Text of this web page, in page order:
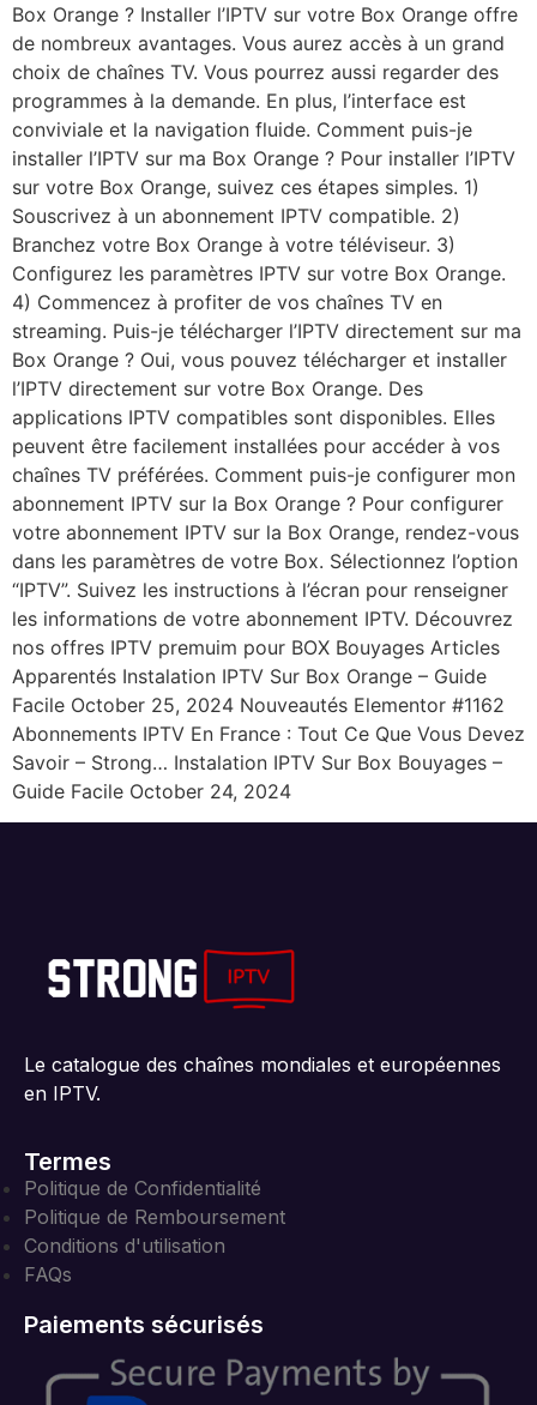
Box Orange ? Installer l’IPTV sur votre Box Orange offre
de nombreux avantages. Vous aurez accès à un grand
choix de chaînes TV. Vous pourrez aussi regarder des
programmes à la demande. En plus, l’interface est
conviviale et la navigation fluide. Comment puis-je
installer l’IPTV sur ma Box Orange ? Pour installer l’IPTV
sur votre Box Orange, suivez ces étapes simples. 1)
Souscrivez à un abonnement IPTV compatible. 2)
Branchez votre Box Orange à votre téléviseur. 3)
Configurez les paramètres IPTV sur votre Box Orange.
4) Commencez à profiter de vos chaînes TV en
streaming. Puis-je télécharger l’IPTV directement sur ma
Box Orange ? Oui, vous pouvez télécharger et installer
l’IPTV directement sur votre Box Orange. Des
applications IPTV compatibles sont disponibles. Elles
peuvent être facilement installées pour accéder à vos
chaînes TV préférées. Comment puis-je configurer mon
abonnement IPTV sur la Box Orange ? Pour configurer
votre abonnement IPTV sur la Box Orange, rendez-vous
dans les paramètres de votre Box. Sélectionnez l’option
“IPTV”. Suivez les instructions à l’écran pour renseigner
les informations de votre abonnement IPTV. Découvrez
nos offres IPTV premuim pour BOX Bouyages Articles
Apparentés Instalation IPTV Sur Box Orange – Guide
Facile October 25, 2024 Nouveautés Elementor #1162
Abonnements IPTV En France : Tout Ce Que Vous Devez
Savoir – Strong… Instalation IPTV Sur Box Bouyages –
Guide Facile October 24, 2024
Le catalogue des chaînes mondiales et européennes
en IPTV.
Termes
Politique de Confidentialité
Politique de Remboursement
Conditions d'utilisation
FAQs
Paiements sécurisés